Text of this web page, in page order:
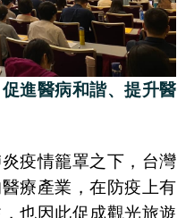
進醫病和諧、提升醫
疫情籠罩之下，台灣
療產業，在防疫上有
也因此促成觀光旅遊